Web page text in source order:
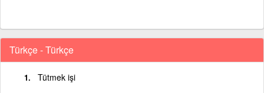
Türkçe - Türkçe
Tütmek işi